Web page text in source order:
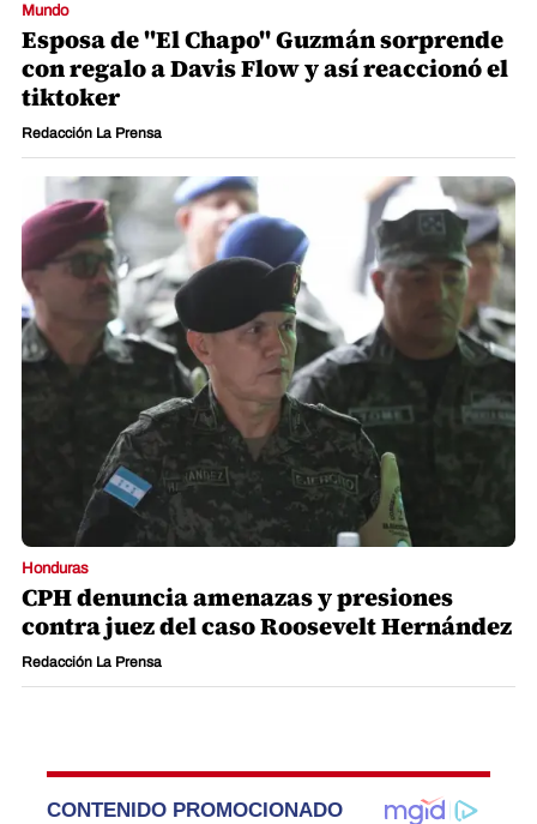
Mundo
Esposa de "El Chapo" Guzmán sorprende
con regalo a Davis Flow y así reaccionó el
tiktoker
Redacción La Prensa
Honduras
CPH denuncia amenazas y presiones
contra juez del caso Roosevelt Hernández
Redacción La Prensa
CONTENIDO PROMOCIONADO